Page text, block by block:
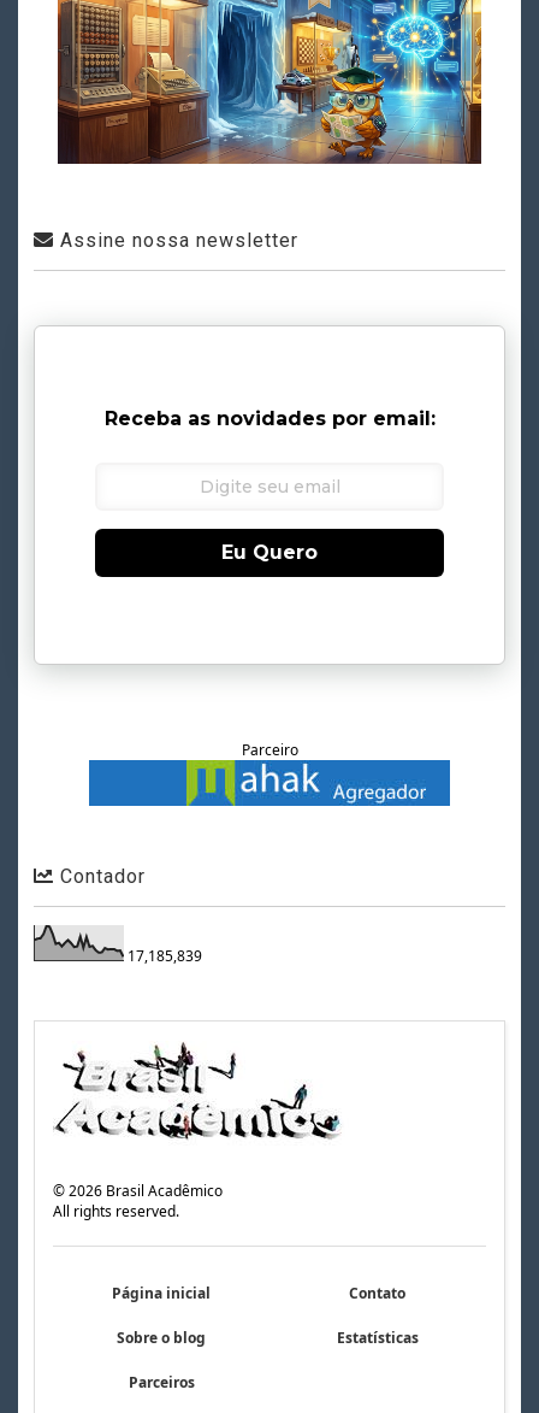
Assine nossa newsletter
Receba as novidades por email:
Eu Quero
Parceiro
Contador
17,185,839
©2026 Brasil Acadêmico
All rights reserved.
Página inicial Contato
Sobre o blog Estatísticas
Parceiros